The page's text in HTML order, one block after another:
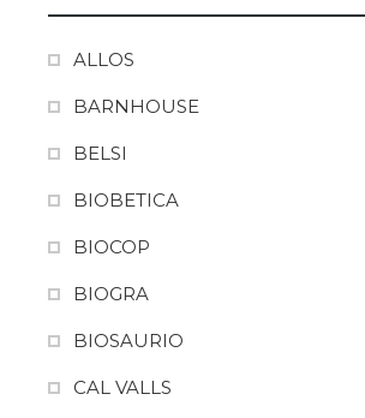
ALLOS
BARNHOUSE
BELSI
BIOBETICA
BIOCOP
BIOGRA
BIOSAURIO
CAL VALLS